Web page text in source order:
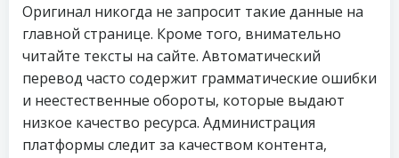
Оригинал никогда не запросит такие данные на
главной странице. Кроме того, внимательно
читайте тексты на сайте. Автоматический
перевод часто содержит грамматические ошибки
и неестественные обороты, которые выдают
низкое качество ресурса. Администрация
платформы следит за качеством контента,